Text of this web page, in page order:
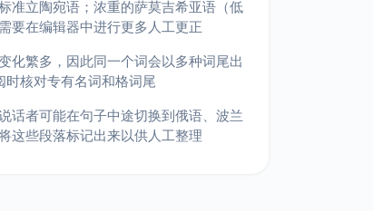
准立陶宛语；浓重的萨莫吉希亚语（低
要在编辑器中进行更多人工更正
化繁多，因此同一个词会以多种词尾出
核对专有名词和格词尾
话者可能在句子中途切换到俄语、波兰
这些段落标记出来以供人工整理